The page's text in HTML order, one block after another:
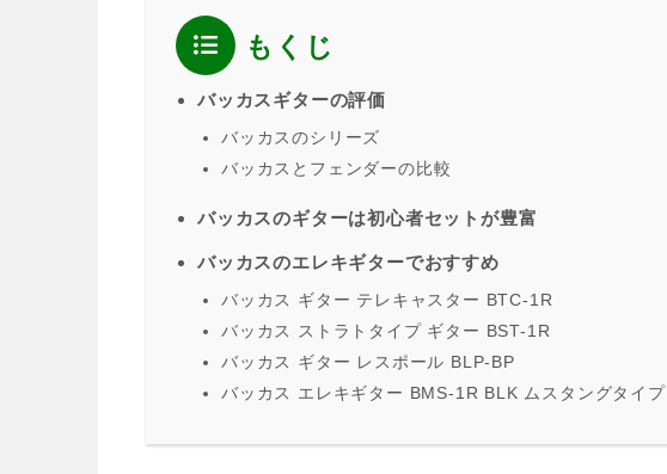
もくじ
バッカスギターの評価
バッカスのシリーズ
バッカスとフェンダーの比較
バッカスのギターは初心者セットが豊富
バッカスのエレキギターでおすすめ
バッカス ギター テレキャスター BTC-1R
バッカス ストラトタイプ ギター BST-1R
バッカス ギター レスポール BLP-BP
バッカス エレキギター BMS-1R BLK ムスタングタイプ